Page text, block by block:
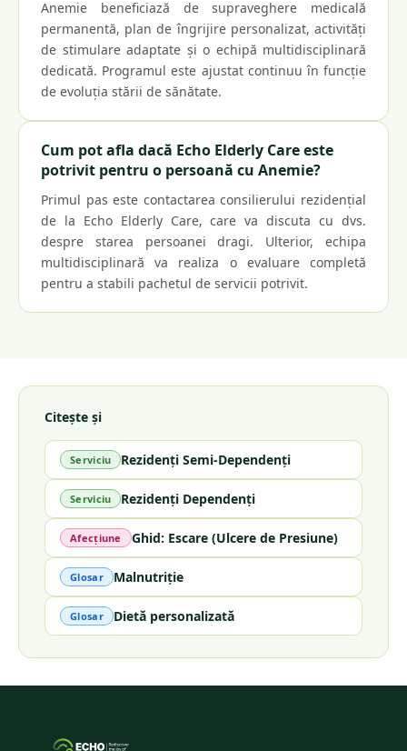
Anemie beneficiază de supraveghere medicală
permanentă, plan de îngrijire personalizat, activități
de stimulare adaptate și o echipă multidisciplinară
dedicată. Programul este ajustat continuu în funcție
de evoluția stării de sănătate.
Cum pot afla dacă Echo Elderly Care este
potrivit pentru o persoană cu Anemie?
Primul pas este contactarea consilierului rezidențial
de la Echo Elderly Care, care va discuta cu dvs.
despre starea persoanei dragi. Ulterior, echipa
multidisciplinară va realiza o evaluare completă
pentru a stabili pachetul de servicii potrivit.
Citește și
Serviciu Rezidenți Semi-Dependenți
Serviciu Rezidenți Dependenți
Afecțiune Ghid: Escare (Ulcere de Presiune)
Glosar Malnutriție
Glosar Dietă personalizată